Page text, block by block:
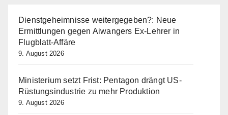
Dienstgeheimnisse weitergegeben?: Neue
Ermittlungen gegen Aiwangers Ex-Lehrer in
Flugblatt-Affäre
9. August 2026
Ministerium setzt Frist: Pentagon drängt US-
Rüstungsindustrie zu mehr Produktion
9. August 2026